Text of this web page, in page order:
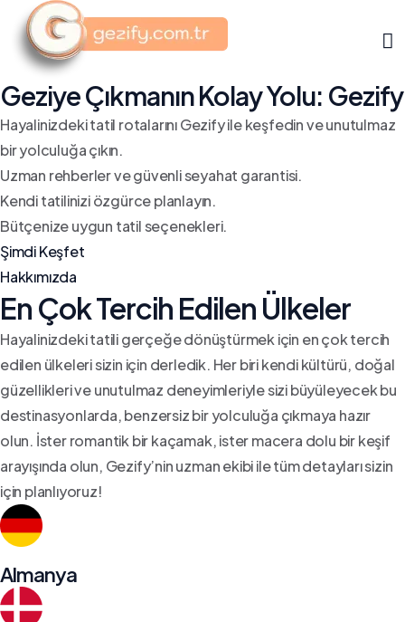
Geziye Çıkmanın Kolay Yolu: Gezify
Hayalinizdeki tatil rotalarını Gezify ile keşfedin ve unutulmaz
bir yolculuğa çıkın.
Uzman rehberler ve güvenli seyahat garantisi.
Kendi tatilinizi özgürce planlayın.
Bütçenize uygun tatil seçenekleri.
Şimdi Keşfet
Hakkımızda
En Çok Tercih Edilen Ülkeler
Hayalinizdeki tatili gerçeğe dönüştürmek için en çok tercih
edilen ülkeleri sizin için derledik. Her biri kendi kültürü, doğal
güzellikleri ve unutulmaz deneyimleriyle sizi büyüleyecek bu
destinasyonlarda, benzersiz bir yolculuğa çıkmaya hazır
olun. İster romantik bir kaçamak, ister macera dolu bir keşif
arayışında olun, Gezify’nin uzman ekibi ile tüm detayları sizin
için planlıyoruz!
Almanya